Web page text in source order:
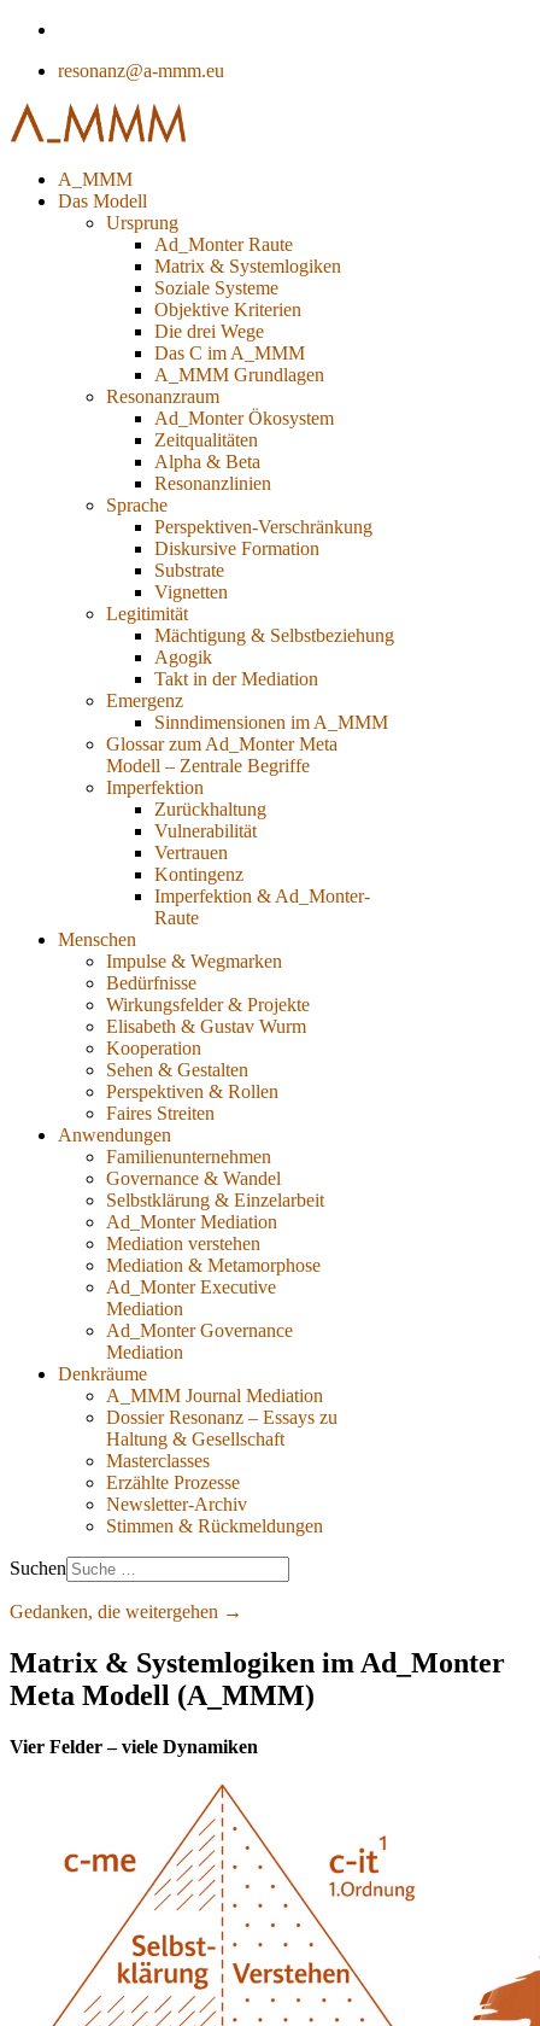
resonanz@a-mmm.eu
A_MMM
Das Modell
Ursprung
Ad_Monter Raute
Matrix & Systemlogiken
Soziale Systeme
Objektive Kriterien
Die drei Wege
Das C im A_MMM
A_MMM Grundlagen
Resonanzraum
Ad_Monter Ökosystem
Zeitqualitäten
Alpha & Beta
Resonanzlinien
Sprache
Perspektiven-Verschränkung
Diskursive Formation
Substrate
Vignetten
Legitimität
Mächtigung & Selbstbeziehung
Agogik
Takt in der Mediation
Emergenz
Sinndimensionen im A_MMM
Glossar zum Ad_Monter Meta
Modell – Zentrale Begriffe
Imperfektion
Zurückhaltung
Vulnerabilität
Vertrauen
Kontingenz
Imperfektion & Ad_Monter-
Raute
Menschen
Impulse & Wegmarken
Bedürfnisse
Wirkungsfelder & Projekte
Elisabeth & Gustav Wurm
Kooperation
Sehen & Gestalten
Perspektiven & Rollen
Faires Streiten
Anwendungen
Familienunternehmen
Governance & Wandel
Selbstklärung & Einzelarbeit
Ad_Monter Mediation
Mediation verstehen
Mediation & Metamorphose
Ad_Monter Executive
Mediation
Ad_Monter Governance
Mediation
Denkräume
A_MMM Journal Mediation
Dossier Resonanz – Essays zu
Haltung & Gesellschaft
Masterclasses
Erzählte Prozesse
Newsletter-Archiv
Stimmen & Rückmeldungen
Suchen
Gedanken, die weitergehen →
Matrix & Systemlogiken im Ad_Monter
Meta Modell (A_MMM)
Vier Felder – viele Dynamiken